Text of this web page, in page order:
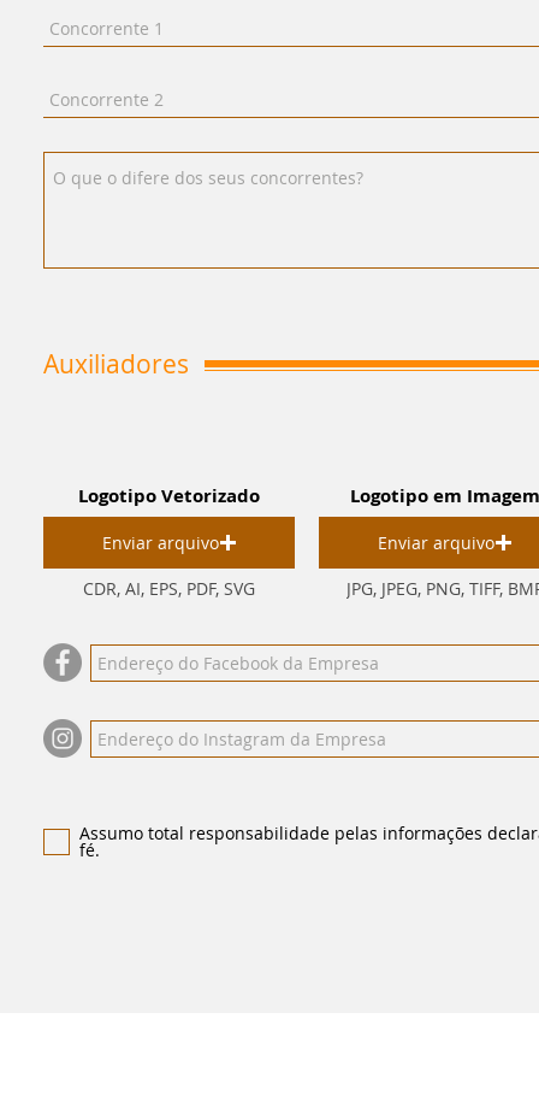
Auxiliadores
Logotipo Vetorizado
Enviar arquivo
CDR, AI, EPS, PDF, SVG
Logotipo em Imagem
Enviar arquivo
JPG, JPEG, PNG, TIFF,
Assumo total responsabilidade pelas informações
fé.